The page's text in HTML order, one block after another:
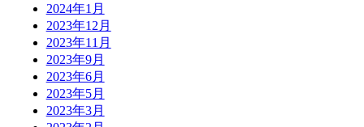
2024年1月
2023年12月
2023年11月
2023年9月
2023年6月
2023年5月
2023年3月